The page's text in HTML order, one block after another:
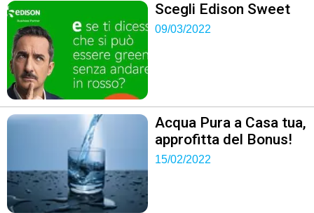
Scegli Edison Sweet
09/03/2022
Acqua Pura a Casa tua,
approfitta del Bonus!
15/02/2022